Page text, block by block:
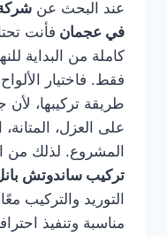
عند البحث عن
في عجمان فأنت
كاملة من البداية
فقط. فاختيار
طريقة تركيبها،
على العزل،
المشروع. لذلك من
تركيب ساندوتش
التوريد
مناسبة وتنفيذ